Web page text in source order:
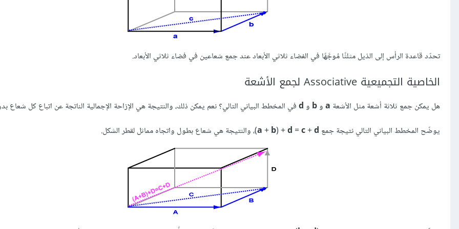
تحدّد قاعدة الرأس إلى الذيل مثلثًا مُوجَّهًا في الفضاء ثلاثي الأبعاد عند جمع شعاعين في فضاء ثلاثي الأبعاد.
الخاصية التجميعية Associative لجمع الأشعة
هل يمكن جمع ثلاثة أشعة مثل الأشعة aوb وdفي المخطط البياني التالي؟ نعم يمكن ذلك، والنتيجة هي الإزاحة الإجمالية الناتجة عن اتباع كل شعاع
يوضّح المخطط البياني التالي نتيجة جمع ‎(
a+b) +d =c+d